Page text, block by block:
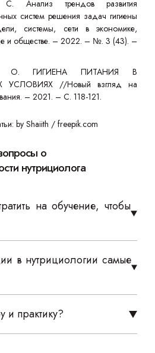
Анализ трендов развития
систем решения задач гигиены
системы, сети в экономике,
и обществе. – 2022. – №. 3 (43). –
О. ГИГИЕНА ПИТАНИЯ В
УСЛОВИЯХ //Новый взгляд на
– 2021. – С. 118-121.
by Shaiith / freepik.com
о
нутрициолога
на обучение, чтобы
в нутрициологии самые
и практику?